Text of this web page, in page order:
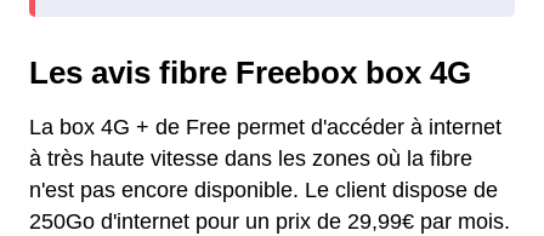
Les avis fibre Freebox box 4G
La box 4G + de Free permet d'accéder à internet
à très haute vitesse dans les zones où la fibre
n'est pas encore disponible. Le client dispose de
250Go d'internet pour un prix de 29,99€ par mois.